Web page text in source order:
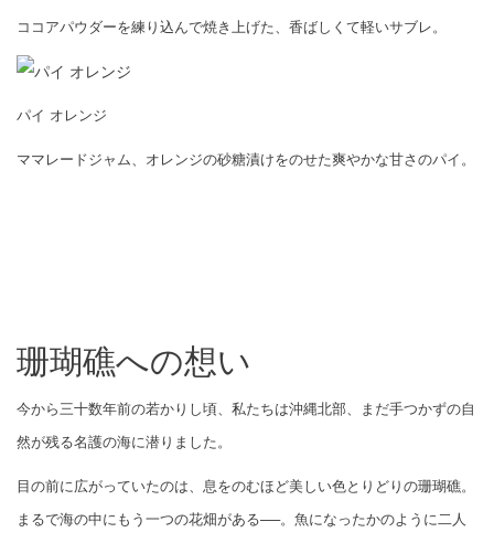
ココアパウダーを練り込んで焼き上げた、香ばしくて軽いサブレ。
パイ オレンジ
ママレードジャム、オレンジの砂糖漬けをのせた爽やかな甘さのパイ。
珊瑚礁への想い
今から三十数年前の若かりし頃、私たちは沖縄北部、まだ手つかずの自
然が残る名護の海に潜りました。
目の前に広がっていたのは、息をのむほど美しい色とりどりの珊瑚礁。
まるで海の中にもう一つの花畑がある──。魚になったかのように二人